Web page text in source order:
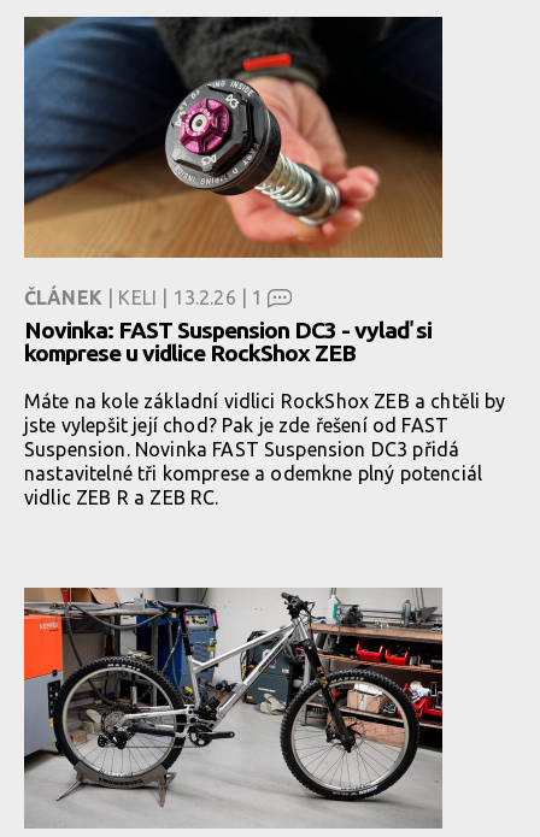
ČLÁNEK | KELI | 13.2.26 | 1
Novinka: FAST Suspension DC3 - vylaď si
komprese u vidlice RockShox ZEB
Máte na kole základní vidlici RockShox ZEB a chtěli by
jste vylepšit její chod? Pak je zde řešení od FAST
Suspension. Novinka FAST Suspension DC3 přidá
nastavitelné tři komprese a odemkne plný potenciál
vidlic ZEB R a ZEB RC.